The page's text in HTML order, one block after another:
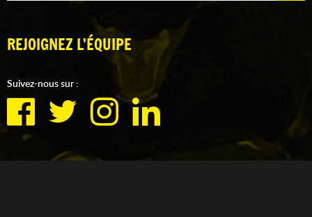
REJOIGNEZ L'ÉQUIPE
Suivez-nous sur :